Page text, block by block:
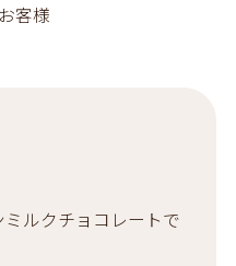
客様
ルクチョコレートで